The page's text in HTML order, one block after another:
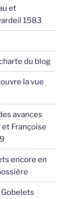
et
1583
du blog
la vue
avances
et Françoise
encore en